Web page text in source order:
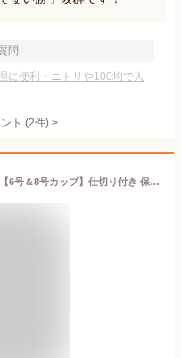
問
に便利・ニトリや100均で人
ト (2件) >
お弁当 作り置き冷凍トレー セット【6号＆8号カップ】仕切り付き 保存 容器 日本製 おかず 小分け 冷凍保存 耐熱対応 電子レンジOK 繰り返し使える